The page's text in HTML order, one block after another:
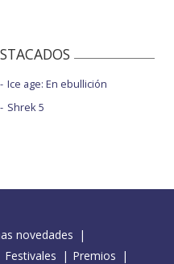
Ice age: En ebullición
Shrek 5
novedades
Festivales
Premios